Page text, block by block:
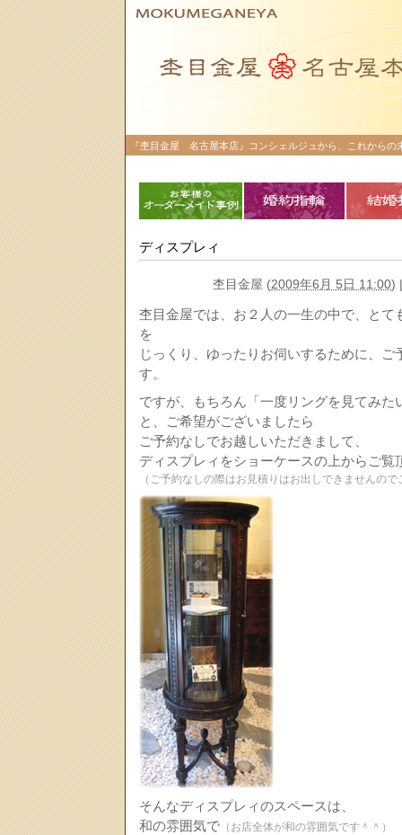
『杢目金屋 名古屋本店』コンシェルジュから、これから
ディスプレィ
杢目金屋 (2009年6月 5日 11:00)
杢目金屋では、お２人の一生の中で、とて
を
じっくり、ゆったりお伺いするために、
す。
ですが、もちろん「一度リングを見てみた
と、ご希望がございましたら
ご予約なしでお越しいただきまして、
ディスプレィをショーケースの上からご覧
（ご予約なしの際はお見積りはお出しできませんの
そんなディスプレィのスペースは、
和の雰囲気で （お店全体が和の雰囲気です＾＾）